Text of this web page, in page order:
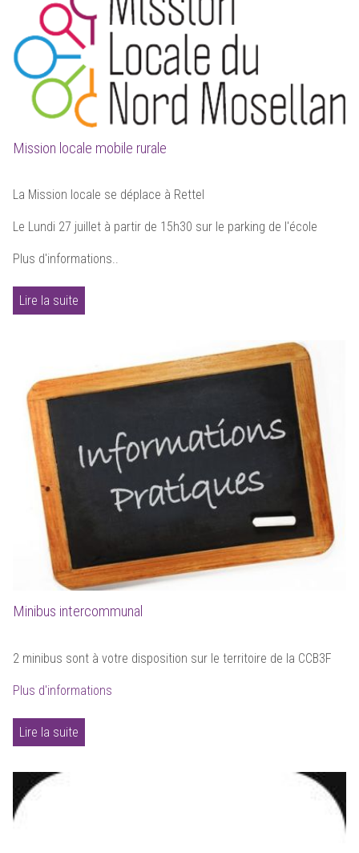
Mission locale mobile rurale
La Mission locale se déplace à Rettel
Le Lundi 27 juillet à partir de 15h30 sur le parking de l'école
Plus d'informations..
Lire la suite
Minibus intercommunal
2 minibus sont à votre disposition sur le territoire de la CCB3F
Plus d'informations
Lire la suite